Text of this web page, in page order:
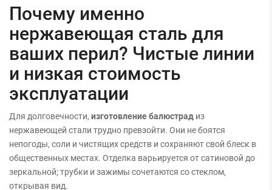
Почему именно
нержавеющая сталь для
ваших перил? Чистые линии
и низкая стоимость
эксплуатации
Для долговечности, изготовление балюстрад из
нержавеющей стали трудно превзойти. Они не боятся
непогоды, соли и чистящих средств и сохраняют свой блеск в
общественных местах. Отделка варьируется от сатиновой до
зеркальной; трубки и зажимы сочетаются со стеклом,
открывая вид.